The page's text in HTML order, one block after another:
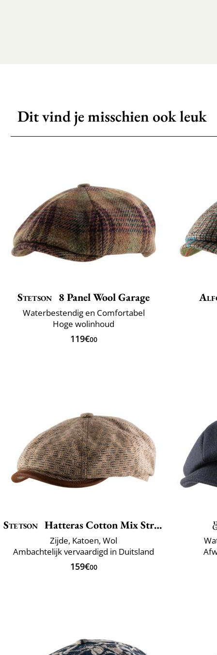
Dit vind je misschien ook leuk
Stetson 8 Panel Wool Garage
Waterbestendig en Comfortabel
Hoge wolinhoud
119€00
Stetson Hatteras Cotton Mix Structure
Zijde, Katoen, Wol
Ambachtelijk vervaardigd in Duitsland
159€00